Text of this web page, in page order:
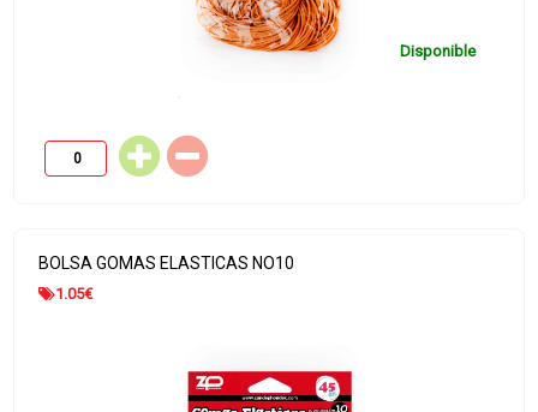
Disponible
BOLSA GOMAS ELASTICAS NO10
1.05€